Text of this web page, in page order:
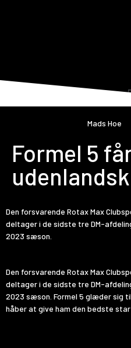
Mads Hoe
Formel 5
Den forsvarende Rotax Max
deltager i de sidste tre DM-
2023 sæson.
Den forsvarende Rotax Max
deltager i de sidste tre DM-
2023 sæson. Formel 5 glæder sig
håber at give ham den bedste